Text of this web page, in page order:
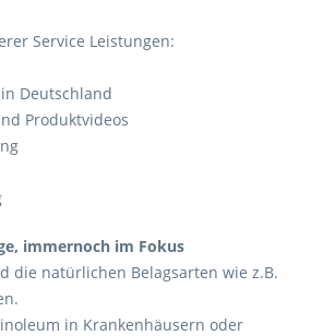
Service Leistungen:
Deutschland
Produktvideos
immernoch im Fokus
die natürlichen Belagsarten wie z.B.
in Krankenhäusern oder